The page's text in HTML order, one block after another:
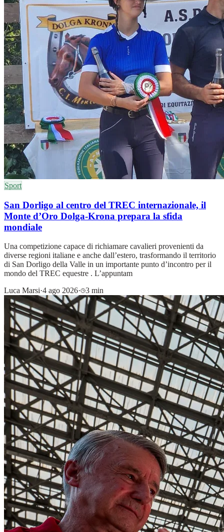
Sport
San Dorligo al centro del TREC internazionale, il
Monte d’Oro Dolga-Krona prepara la sfida
mondiale
Una competizione capace di richiamare cavalieri provenienti da
diverse regioni italiane e anche dall’estero, trasformando il territorio
di San Dorligo della Valle in un importante punto d’incontro per il
mondo del TREC equestre . L’appuntam
Luca Marsi·4 ago 2026· 3 min